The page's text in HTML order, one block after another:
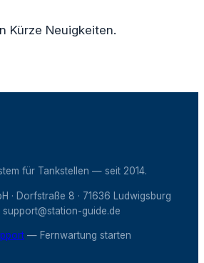
Kürze Neuigkeiten.
für Tankstellen — seit 2014.
· Dorfstraße 8 · 71636 Ludwigsburg
guide.de
— Fernwartung starten